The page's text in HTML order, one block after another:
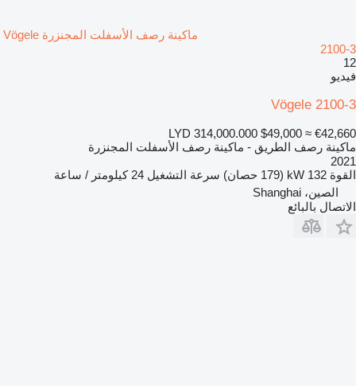
ماكينة رصف الأسفلت المجنزرة Vögele
2100-3
12
فيديو
Vögele 2100-3
LYD 314,000.000 $49,000 ≈ €42,660
ماكينة رصف الطريق - ماكينة رصف الأسفلت المجنزرة
2021
القوة 132 kW (179 حصان) سرعة التشغيل 24 كيلومتر / ساعة
الصين، Shanghai
الاتصال بالبائع